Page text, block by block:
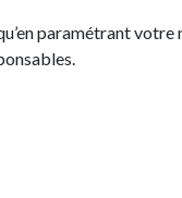
paramétrant